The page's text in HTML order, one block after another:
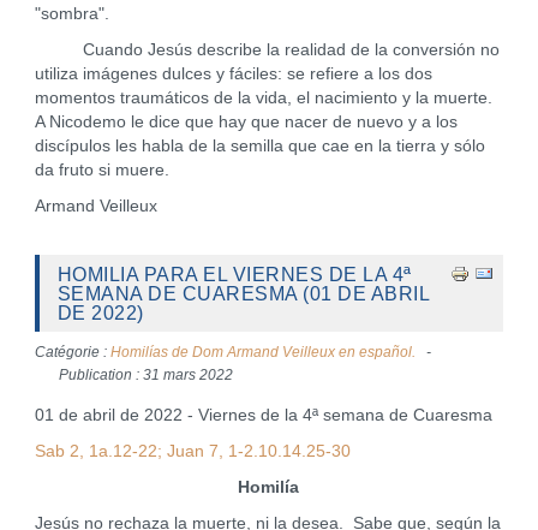
"sombra".
Cuando Jesús describe la realidad de la conversión no
utiliza imágenes dulces y fáciles: se refiere a los dos
momentos traumáticos de la vida, el nacimiento y la muerte.
A Nicodemo le dice que hay que nacer de nuevo y a los
discípulos les habla de la semilla que cae en la tierra y sólo
da fruto si muere.
Armand Veilleux
HOMILIA PARA EL VIERNES DE LA 4ª
SEMANA DE CUARESMA (01 DE ABRIL
DE 2022)
Catégorie : Homilías de Dom Armand Veilleux en español.
Publication : 31 mars 2022
01 de abril de 2022 - Viernes de la 4ª semana de Cuaresma
Sab 2, 1a.12-22; Juan 7, 1-2.10.14.25-30
Homilía
Jesús no rechaza la muerte, ni la desea. Sabe que, según la